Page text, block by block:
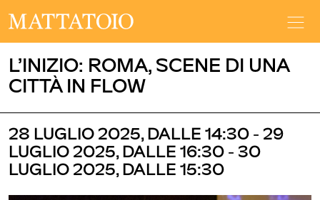
L’INIZIO: ROMA, SCENE DI UNA
CITTÀ IN FLOW
28 LUGLIO 2025, DALLE 14:30 - 29
LUGLIO 2025, DALLE 16:30 - 30
LUGLIO 2025, DALLE 15:30